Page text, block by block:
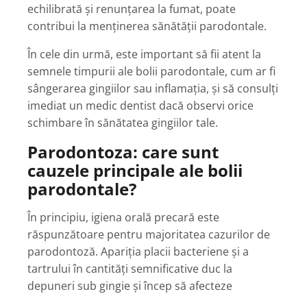
echilibrată și renunțarea la fumat, poate
contribui la menținerea sănătății parodontale.
În cele din urmă, este important să fii atent la
semnele timpurii ale bolii parodontale, cum ar fi
sângerarea gingiilor sau inflamația, și să consulți
imediat un medic dentist dacă observi orice
schimbare în sănătatea gingiilor tale.
Parodontoza: care sunt
cauzele principale ale bolii
parodontale?
În principiu, igiena orală precară este
răspunzătoare pentru majoritatea cazurilor de
parodontoză. Apariția placii bacteriene și a
tartrului în cantități semnificative duc la
depuneri sub gingie și încep să afecteze